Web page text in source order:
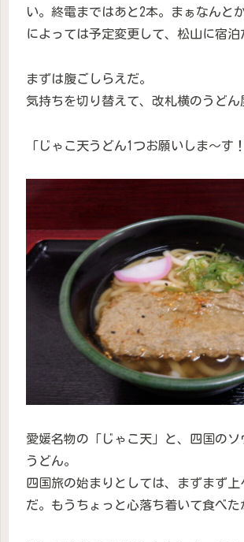
い。終電まではあと2本。まぁなんと
によっては予定変更して、松山に宿泊
まずは腹ごしらえだ。
気持ちを切り替えて、改札横のうどん
「じゃこ天うどん1つお願いしま〜す！
愛媛名物の「じゃこ天」と、四国のソ
うどん。
四国旅の始まりとしては、まずまず上
だ。もうちょっと心落ち着いて食べた